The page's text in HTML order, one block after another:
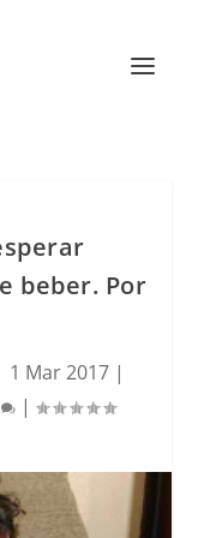
beber. Por
1 Mar 2017|
|